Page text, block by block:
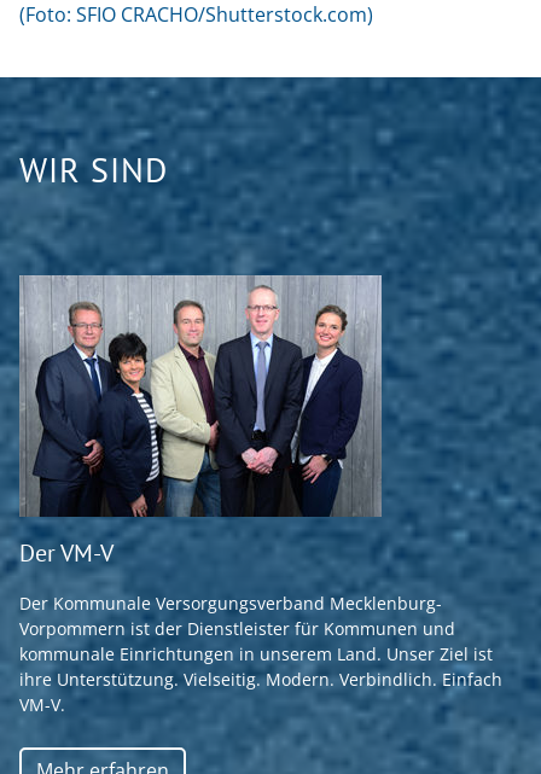
(Foto: SFIO CRACHO/Shutterstock.com)
WIR SIND
Der VM-V
Der Kommunale Versorgungsverband Mecklenburg-
Vorpommern ist der Dienstleister für Kommunen und
kommunale Einrichtungen in unserem Land. Unser Ziel ist
ihre Unterstützung. Vielseitig. Modern. Verbindlich. Einfach
VM-V.